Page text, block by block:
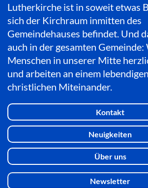
Lutherkirche ist in soweit etwas
sich der Kirchraum inmitten des
Gemeindehauses befindet. Und
auch in der gesamten
Menschen in unserer Mitte
und arbeiten an einem
christlichen Miteinander.
Kontakt
Neuigkeiten
Über uns
Newsletter